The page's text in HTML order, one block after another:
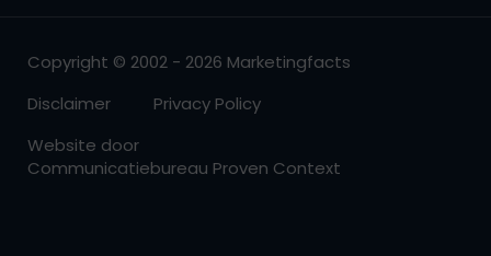
Copyright © 2002 - 2026 Marketingfacts
Disclaimer
Privacy Policy
Website door
Communicatiebureau Proven Context